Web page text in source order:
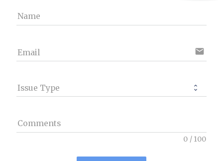
Name
Email email
Issue Type
Comments
0 / 100